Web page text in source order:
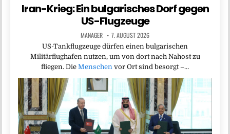
Iran-Krieg: Ein bulgarisches Dorf gegen
US-Flugzeuge
MANAGER 7. AUGUST 2026
US-Tankflugzeuge dürfen einen bulgarischen
Militärflughafen nutzen, um von dort nach Nahost zu
fliegen. Die Menschen vor Ort sind besorgt –…